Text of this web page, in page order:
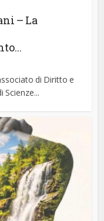
– La
di Diritto e
Scienze...